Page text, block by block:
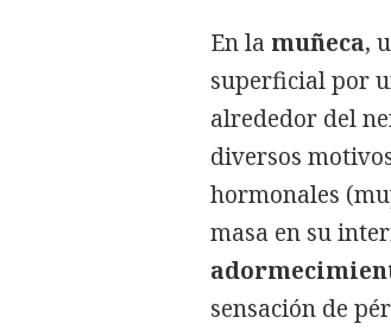
En la muñeca,
superficial por
alrededor del
diversos
hormonales
masa en su
sensación de